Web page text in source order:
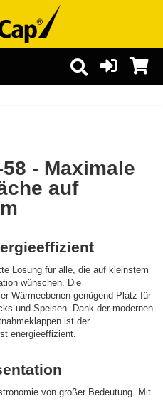
- Maximale
auf
Lösung für alle, die auf kleinstem
wünschen. Die
Wärmeebenen genügend Platz für
und Speisen. Dank der modernen
ist der
energieeffizient.
von großer Bedeutung. Mit